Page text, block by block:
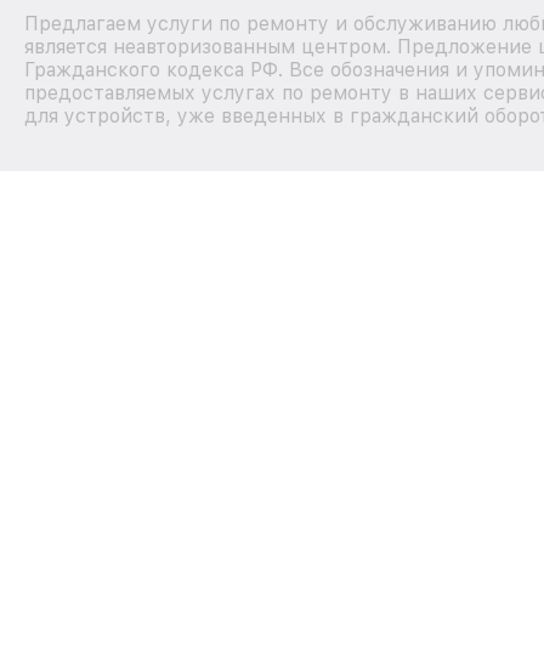
Предлагаем услуги по ремонту и обслуживанию
является неавторизованным центром.
Гражданского кодекса РФ. Все обозначения и
предоставляемых услугах по ремонту в наших
для устройств, уже введенных в гражданский